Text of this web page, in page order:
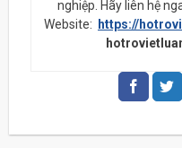
nghiệp. Hãy liên hệ
Website:
https://